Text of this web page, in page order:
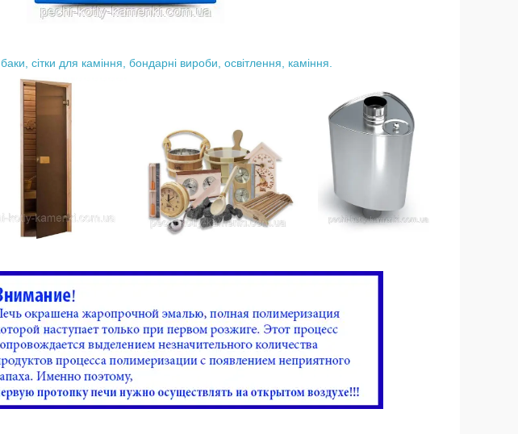
баки, сітки для каміння, бондарні вироби, освітлення, каміння.